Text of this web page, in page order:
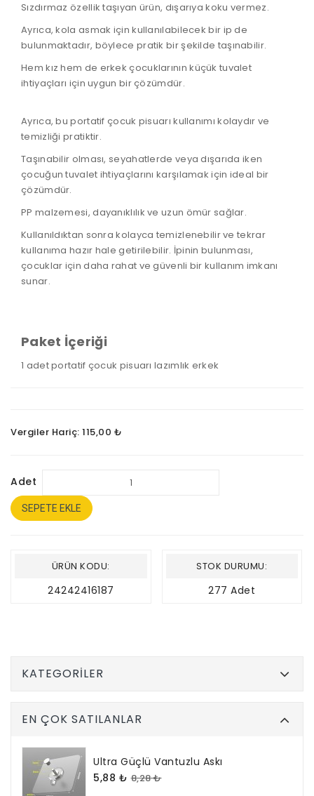
Sızdırmaz özellik taşıyan ürün, dışarıya koku vermez.
Ayrıca, kola asmak için kullanılabilecek bir ip de
bulunmaktadır, böylece pratik bir şekilde taşınabilir.
Hem kız hem de erkek çocuklarının küçük tuvalet
ihtiyaçları için uygun bir çözümdür.
Ayrıca, bu portatif çocuk pisuarı kullanımı kolaydır ve
temizliği pratiktir.
Taşınabilir olması, seyahatlerde veya dışarıda iken
çocuğun tuvalet ihtiyaçlarını karşılamak için ideal bir
çözümdür.
PP malzemesi, dayanıklılık ve uzun ömür sağlar.
Kullanıldıktan sonra kolayca temizlenebilir ve tekrar
kullanıma hazır hale getirilebilir. İpinin bulunması,
çocuklar için daha rahat ve güvenli bir kullanım imkanı
sunar.
Paket İçeriği
1 adet portatif çocuk pisuarı lazımlık erkek
Vergiler Hariç: 115,00 ₺
Adet
SEPETE EKLE
ÜRÜN KODU:
24242416187
STOK DURUMU:
277 Adet
KATEGORILER
EN ÇOK SATILANLAR
Ultra Güçlü Vantuzlu Askı
5,88 ₺ 8,28 ₺